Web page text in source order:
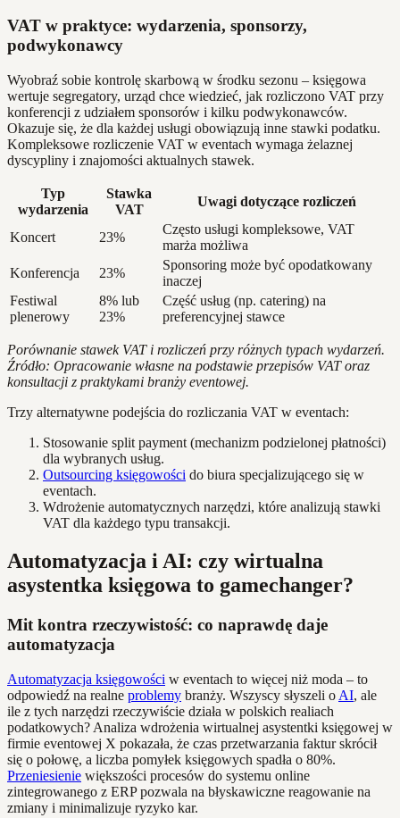
VAT w praktyce: wydarzenia, sponsorzy,
podwykonawcy
Wyobraź sobie kontrolę skarbową w środku sezonu – księgowa
wertuje segregatory, urząd chce wiedzieć, jak rozliczono VAT przy
konferencji z udziałem sponsorów i kilku podwykonawców.
Okazuje się, że dla każdej usługi obowiązują inne stawki podatku.
Kompleksowe rozliczenie VAT w eventach wymaga żelaznej
dyscypliny i znajomości aktualnych stawek.
Typ
wydarzenia
Stawka
VAT
Uwagi dotyczące rozliczeń
Koncert 23%
Często usługi kompleksowe, VAT
marża możliwa
Konferencja
23%
Sponsoring może być opodatkowany
inaczej
Festiwal
plenerowy
8% lub
23%
Część usług (np. catering) na
preferencyjnej stawce
Porównanie stawek VAT i rozliczeń przy różnych typach wydarzeń.
Źródło: Opracowanie własne na podstawie przepisów VAT oraz
konsultacji z praktykami branży eventowej.
Trzy alternatywne podejścia do rozliczania VAT w eventach:
Stosowanie split payment (mechanizm podzielonej płatności)
dla wybranych usług.
Outsourcing księgowości do biura specjalizującego się w
eventach.
Wdrożenie automatycznych narzędzi, które analizują stawki
VAT dla każdego typu transakcji.
Automatyzacja i AI: czy wirtualna
asystentka księgowa to gamechanger?
Mit kontra rzeczywistość: co naprawdę daje
automatyzacja
Automatyzacja księgowości w eventach to więcej niż moda – to
odpowiedź na realne problemy branży. Wszyscy słyszeli o AI, ale
ile z tych narzędzi rzeczywiście działa w polskich realiach
podatkowych? Analiza wdrożenia wirtualnej asystentki księgowej w
firmie eventowej X pokazała, że czas przetwarzania faktur skrócił
się o połowę, a liczba pomyłek księgowych spadła o 80%.
Przeniesienie większości procesów do systemu online
zintegrowanego z ERP pozwala na błyskawiczne reagowanie na
zmiany i minimalizuje ryzyko kar.